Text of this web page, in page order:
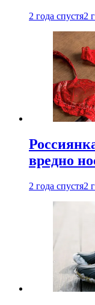
2 года спустя2
вредно
2 года спустя2